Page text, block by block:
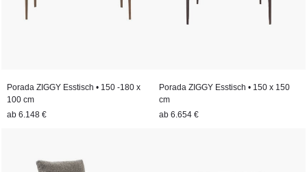
Porada ZIGGY Esstisch • 150 -180 x
100 cm
ab 6.148 €
Porada ZIGGY Esstisch • 150 x 150
cm
ab 6.654 €